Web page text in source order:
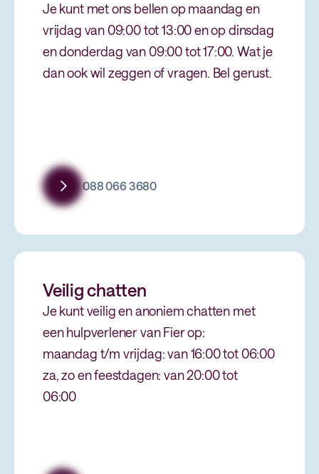
Je kunt met ons bellen op maandag en
vrijdag van 09:00 tot 13:00 en op dinsdag
en donderdag van 09:00 tot 17:00. Wat je
dan ook wil zeggen of vragen. Bel gerust.
088 066 3680
Veilig chatten
Je kunt veilig en anoniem chatten met
een hulpverlener van Fier op:
maandag t/m vrijdag: van 16:00 tot 06:00
za, zo en feestdagen: van 20:00 tot
06:00